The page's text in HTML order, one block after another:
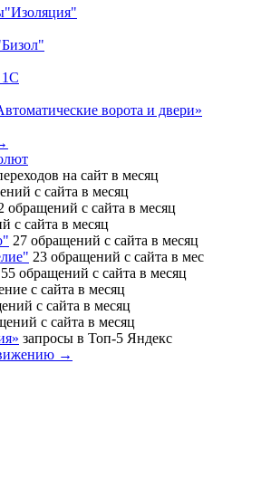
1С
ворота и двери»
на сайт в месяц
с сайта в месяц
обращений с сайта в месяц
с сайта в месяц
27 обращений с сайта в месяц
23 обращений с сайта в мес
55 обращений с сайта в месяц
с сайта в месяц
с сайта в месяц
с сайта в месяц
запросы в Топ-5 Яндекс
→